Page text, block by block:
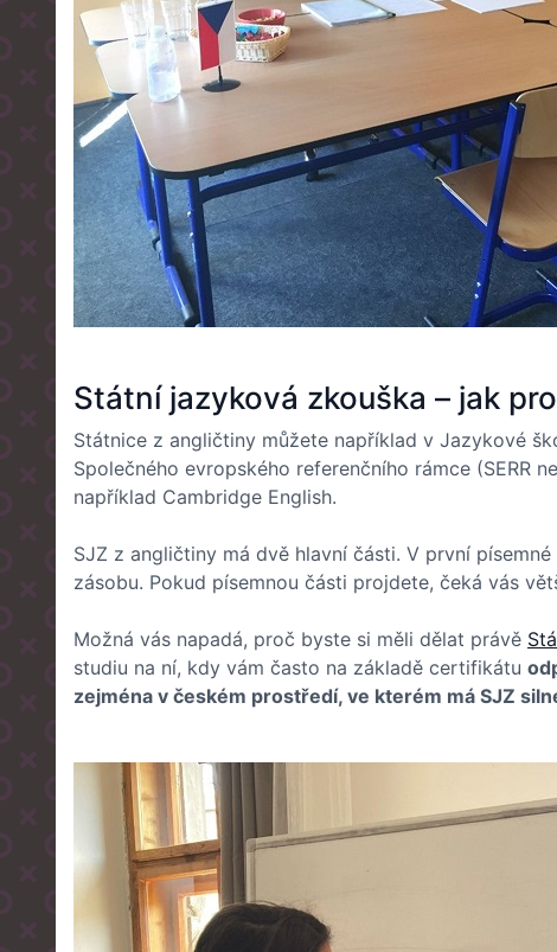
Státní jazyková zkouška – jak
Státnice z angličtiny můžete například v Jazykové
Společného evropského referenčního rámce (SERR
například Cambridge English.
SJZ z angličtiny má dvě hlavní části. V první
zásobu. Pokud písemnou části projdete, čeká vás
Možná vás napadá, proč byste si měli dělat právě
studiu na ní, kdy vám často na základě certifikátu
zejména v českém prostředí, ve kterém má SJZ